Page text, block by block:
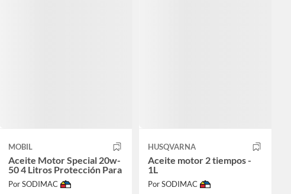
MOBIL
Aceite Motor Special 20w-
50 4 Litros Protección Para
Por SODIMAC
HUSQVARNA
Aceite motor 2 tiempos -
1L
Por SODIMAC